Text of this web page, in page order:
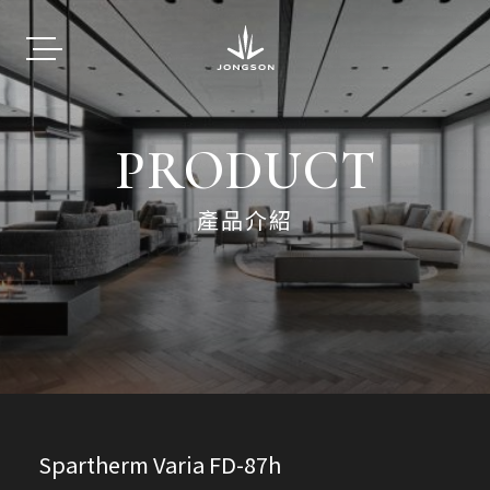
PRODUCT
產品介紹
Spartherm Varia FD-87h